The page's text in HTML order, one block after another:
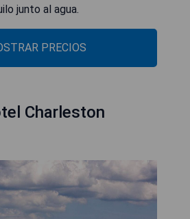
junto al agua.
PRECIOS
Charleston